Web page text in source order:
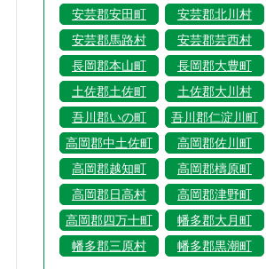
安芸郡安田町
安芸郡北川村
安芸郡馬路村
安芸郡芸西村
長岡郡本山町
長岡郡大豊町
土佐郡土佐町
土佐郡大川村
吾川郡いの町
吾川郡仁淀川町
高岡郡中土佐町
高岡郡佐川町
高岡郡越知町
高岡郡檮原町
高岡郡日高村
高岡郡津野町
高岡郡四万十町
幡多郡大月町
幡多郡三原村
幡多郡黒潮町